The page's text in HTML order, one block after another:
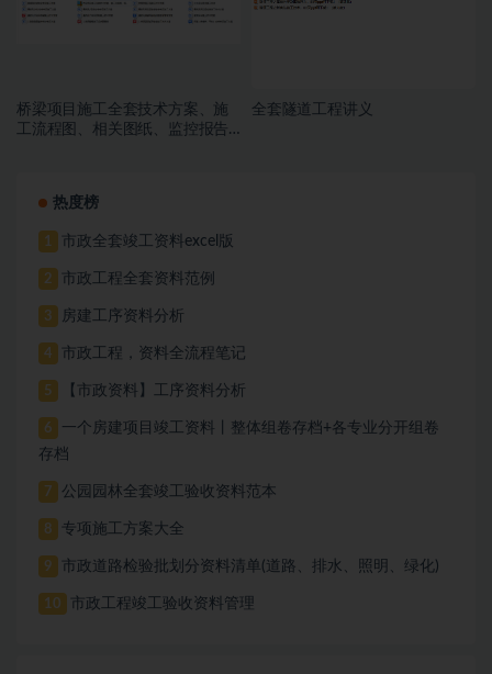
桥梁项目施工全套技术方案、施
工流程图、相关图纸、监控报告
全套隧道工程讲义
热度榜
1 市政全套竣工资料excel版
2 市政工程全套资料范例
3 房建工序资料分析
4 市政工程，资料全流程笔记
5 【市政资料】工序资料分析
6
一个房建项目竣工资料丨整体组卷存档+各专业分开组卷
存档
7 公园园林全套竣工验收资料范本
8 专项施工方案大全
9 市政道路检验批划分资料清单(道路、排水、照明、绿化)
10 市政工程竣工验收资料管理